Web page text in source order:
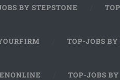
BY STEPSTONE
TOP-JOBS
TOP-JOBS